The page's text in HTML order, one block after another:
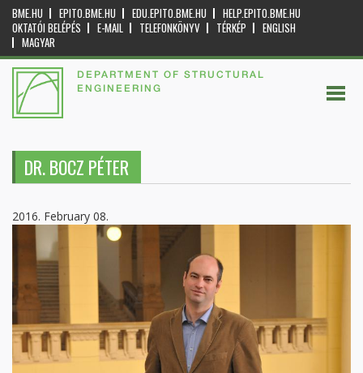
BME.HU EPITO.BME.HU EDU.EPITO.BME.HU
HELP.EPITO.BME.HU
OKTATÓI BELÉPÉS
E-MAIL TELEFONKÖNYV TÉRKÉP
ENGLISH
MAGYAR
DEPARTMENT OF STRUCTURAL
ENGINEERING
DR. BOCZ PÉTER
2016. February 08.